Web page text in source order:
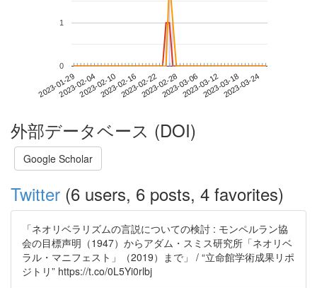
2023-01-292023-02-042023-02-102023-02-162023-02-222023-02-282023-03-062023-03-122023-03-182023-03-24
0
1
外部データベース (DOI)
Google Scholar
Twitter (6 users, 6 posts, 4 favorites)
「ネオリベラリズムの言説についての検討 : モンペルラン協
会の目標声明（1947）からアダム・スミス研究所「ネオリベ
ラル・マニフェスト」（2019）まで」 / “立命館学術成果リポ
ジトリ” https://t.co/0L5Yi0rlbj